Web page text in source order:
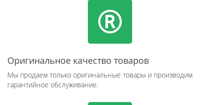
Оригинальное качество товаров
Мы продаем только оригинальные товары и производим
гарантийное обслуживание.